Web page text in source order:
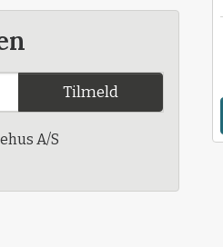
Tilmeld
A/S